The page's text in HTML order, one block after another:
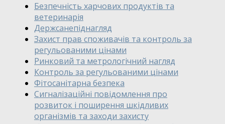
Безпечність харчових продуктів та
ветеринарія
Держсанепіднагляд
Захист прав споживачів та контроль за
регульованими цінами
Ринковий та метрологічний нагляд
Контроль за регульованими цінами
Фітосанітарна безпека
Сигналізаційні повідомлення про
розвиток і поширення шкідливих
організмів та заходи захисту